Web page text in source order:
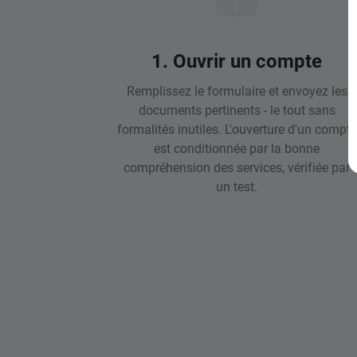
1. Ouvrir un compte
Remplissez le formulaire et envoyez les
documents pertinents - le tout sans
formalités inutiles. L'ouverture d'un compte
est conditionnée par la bonne
compréhension des services, vérifiée par
un test.